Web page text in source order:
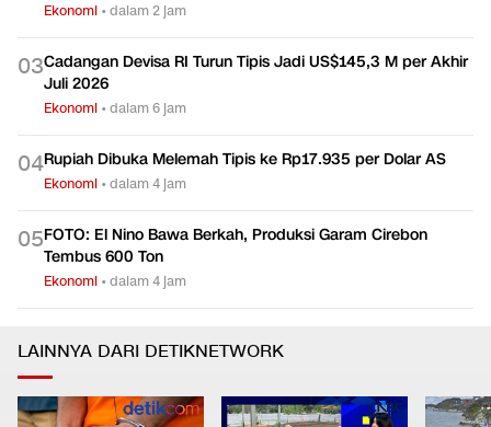
Ekonomi •dalam 2 jam
03Cadangan Devisa RI Turun Tipis Jadi US$145,3 M per Akhir
Juli 2026
Ekonomi •dalam 6 jam
04Rupiah Dibuka Melemah Tipis ke Rp17.935 per Dolar AS
Ekonomi •dalam 4 jam
05FOTO: El Nino Bawa Berkah, Produksi Garam Cirebon
Tembus 600 Ton
Ekonomi •dalam 4 jam
LAINNYA DARI DETIKNETWORK